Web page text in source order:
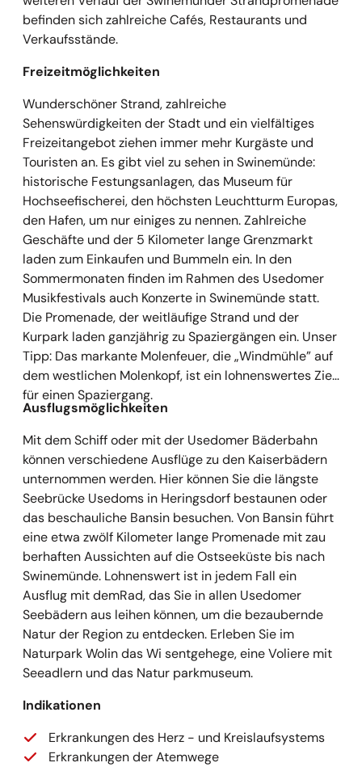
befinden sich zahlreiche Cafés, Restaurants und
Verkaufsstände.
Freizeitmöglichkeiten
Wunderschöner Strand, zahlreiche
Sehenswürdigkeiten der Stadt und ein vielfältiges
Freizeitangebot ziehen immer mehr Kurgäste und
Touristen an. Es gibt viel zu sehen in Swinemünde:
historische Festungsanlagen, das Museum für
Hochseefischerei, den höchsten Leuchtturm Europas,
den Hafen, um nur einiges zu nennen. Zahlreiche
Geschäfte und der 5 Kilometer lange Grenzmarkt
laden zum Einkaufen und Bummeln ein. In den
Sommermonaten finden im Rahmen des Usedomer
Musikfestivals auch Konzerte in Swinemünde statt.
Die Promenade, der weitläufige Strand und der
Kurpark laden ganzjährig zu Spaziergängen ein. Unser
Tipp: Das markante Molenfeuer, die „Windmühle” auf
dem westlichen Molenkopf, ist ein lohnenswertes Ziel
für einen Spaziergang.
Ausflugsmöglichkeiten
Mit dem Schiff oder mit der Usedomer Bäderbahn
können verschiedene Ausflüge zu den Kaiserbädern
unternommen werden. Hier können Sie die längste
Seebrücke Usedoms in Heringsdorf bestaunen oder
das beschauliche Bansin besuchen. Von Bansin führt
eine etwa zwölf Kilometer lange Promenade mit zau
berhaften Aussichten auf die Ostseeküste bis nach
Swinemünde. Lohnenswert ist in jedem Fall ein
Ausflug mit demRad, das Sie in allen Usedomer
Seebädern aus leihen können, um die bezaubernde
Natur der Region zu entdecken. Erleben Sie im
Naturpark Wolin das Wi sentgehege, eine Voliere mit
Seeadlern und das Natur parkmuseum.
Indikationen
Erkrankungen des Herz - und Kreislaufsystems
Erkrankungen der Atemwege